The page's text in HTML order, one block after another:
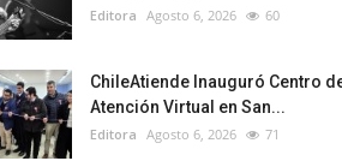
Editora Agosto 6, 2026 60
ChileAtiende Inauguró Centro
Atención Virtual en San...
Editora Agosto 6, 2026 71